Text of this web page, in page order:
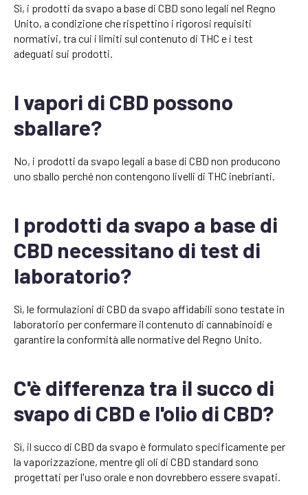
Sì, i prodotti da svapo a base di CBD sono legali nel Regno
Unito, a condizione che rispettino i rigorosi requisiti
normativi, tra cui i limiti sul contenuto di THC e i test
adeguati sui prodotti.
I vapori di CBD possono
sballare?
No, i prodotti da svapo legali a base di CBD non producono
uno sballo perché non contengono livelli di THC inebrianti.
I prodotti da svapo a base di
CBD necessitano di test di
laboratorio?
Sì, le formulazioni di CBD da svapo affidabili sono testate in
laboratorio per confermare il contenuto di cannabinoidi e
garantire la conformità alle normative del Regno Unito.
C'è differenza tra il succo di
svapo di CBD e l'olio di CBD?
Sì, il succo di CBD da svapo è formulato specificamente per
la vaporizzazione, mentre gli oli di CBD standard sono
progettati per l'uso orale e non dovrebbero essere svapati.